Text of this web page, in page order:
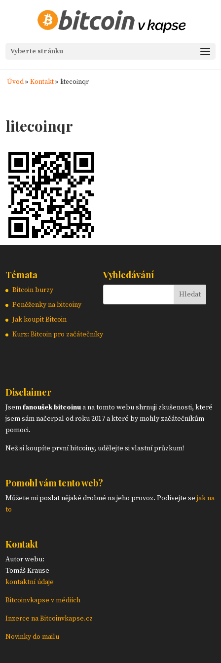
Vyberte stránku
Úvod» Kontakt» litecoinqr
litecoinqr
Témata
Bitcoin burzy
Peněženky na bitcoiny
Jak koupit Bitcoin
Kurz: Bitcoin pro začátečníky
Vyhledávání
Disclaimer
Jsemfanoušek bitcoinua na tomto webu shrnuji zkušenosti, které
jsem sám načerpal od roku 2017 a které by mohly začátečníkům
pomoci.
Než si koupíte první bitcoiny, udělejte si vlastní průzkum!
Pomohl vám tento web?
Můžete mi poslat nějaké drobné na jeho provoz. Podívejte sejak na
to
Kontakt
Autor webu:
Tomáš Krause
kontaktní údaje
Bitcoinvkapse v médiích
Inzerce na Bitcoinvkapse.cz
Novinky do mailu